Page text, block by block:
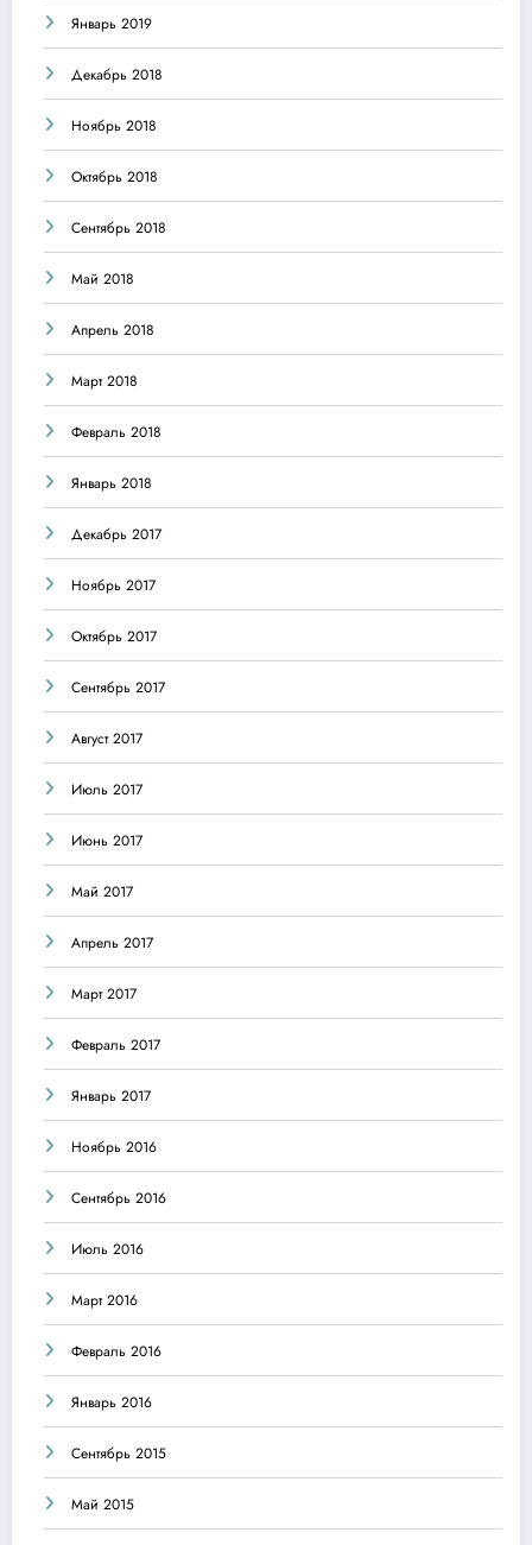
Январь 2019
Декабрь 2018
Ноябрь 2018
Октябрь 2018
Сентябрь 2018
Май 2018
Апрель 2018
Март 2018
Февраль 2018
Январь 2018
Декабрь 2017
Ноябрь 2017
Октябрь 2017
Сентябрь 2017
Август 2017
Июль 2017
Июнь 2017
Май 2017
Апрель 2017
Март 2017
Февраль 2017
Январь 2017
Ноябрь 2016
Сентябрь 2016
Июль 2016
Март 2016
Февраль 2016
Январь 2016
Сентябрь 2015
Май 2015